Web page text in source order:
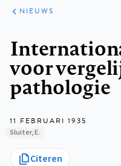
ARTIKELEN
HET
KORT
NIEUWS
voor
pathologie
11 FEBRUARI 1935
Sluiter, E.
Citeren